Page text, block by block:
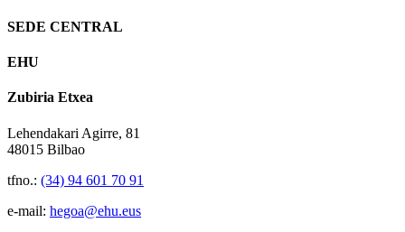
SEDE CENTRAL
EHU
Zubiria Etxea
Lehendakari Agirre, 81
48015 Bilbao
tfno.: (34) 94 601 70 91
e-mail: hegoa@ehu.eus